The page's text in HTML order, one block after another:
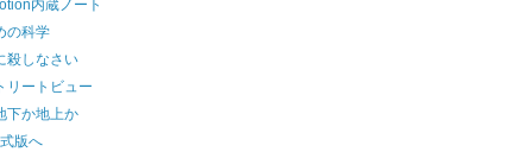
内蔵ノート
の科学
殺しなさい
リートビュー
下か地上か
版へ